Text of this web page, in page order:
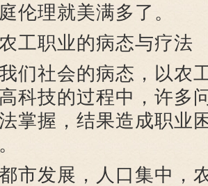
伦理就美满多了。
职业的病态与疗法
社会的病态，以农
科技的过程中，许多
掌握，结果造成职业
发展，人口集中，